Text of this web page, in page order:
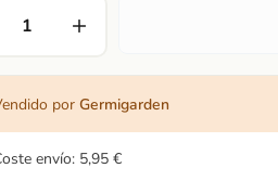
por Germigarden
envío: 5,95 €